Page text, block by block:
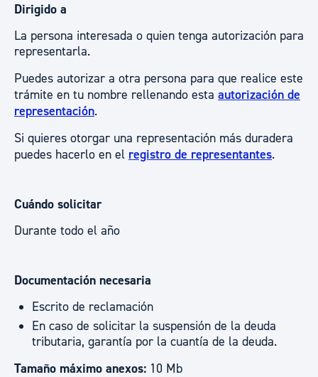
Dirigido a
La persona interesada o quien tenga autorización para
representarla.
Puedes autorizar a otra persona para que realice este
trámite en tu nombre rellenando esta autorización de
representación.
Si quieres otorgar una representación más duradera
puedes hacerlo en el registro de representantes.
Cuándo solicitar
Durante todo el año
Documentación necesaria
Escrito de reclamación
En caso de solicitar la suspensión de la deuda
tributaria, garantía por la cuantía de la deuda.
Tamaño máximo anexos: 10 Mb